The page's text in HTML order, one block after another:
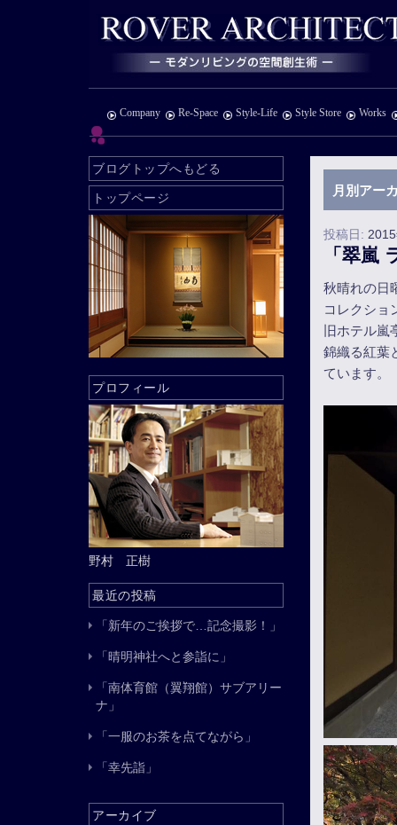
Company Re-Space Style-Life Style Store Works
月別アー
投稿日:
「翠嵐
秋晴れの日
コレクショ
旧ホテル
錦織る紅葉
ています。
ブログトップへもどる
トップページ
プロフィール
野村 正樹
最近の投稿
「新年のご挨拶で…記念撮影！」
「晴明神社へと参詣に」
「南体育館（翼翔館）サブアリー
ナ」
「一服のお茶を点てながら」
「幸先詣」
アーカイブ